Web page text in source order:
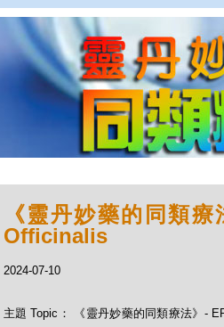
《靈丹妙藥的同類
Officinalis
2024-07-10
主題 Topic： 《靈丹妙藥的同類療法》-